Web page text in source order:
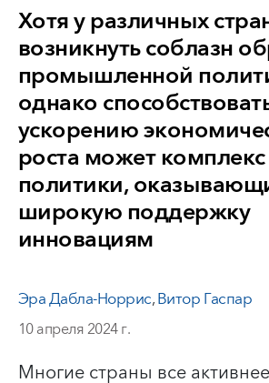
Хотя у различных
возникнуть соблазн
промышленной
однако
ускорению
роста может
политики,
широкую поддержку
инновациям
Эра Дабла-Норрис,Витор Гаспар
10 апреля 2024 г.
Многие страны все